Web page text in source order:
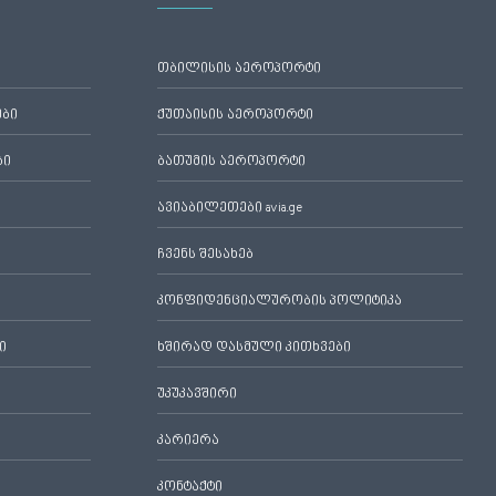
თბილისის აეროპორტი
ქუთაისის აეროპორტი
ბათუმის აეროპორტი
ავიაბილეთები avia.ge
ჩვენს შესახებ
კონფიდენციალურობის პოლიტიკა
ხშირად დასმული კითხვები
უკუკავშირი
კარიერა
კონტაქტი